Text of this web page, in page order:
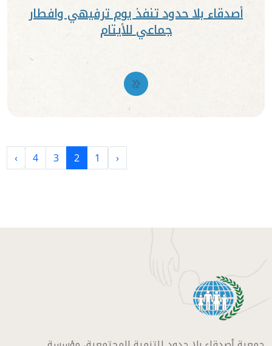
أصدقاء بلا حدود تنفذ يوم ترفيهي وافطار
جماعي للأيتام
‹
1
2
3
4
›